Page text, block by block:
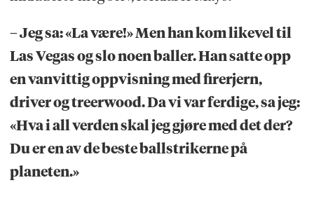
– Jeg sa: «La være!» Men han kom likevel til
Las Vegas og slo noen baller. Han satte opp
en vanvittig oppvisning med firerjern,
driver og treerwood. Da vi var ferdige, sa jeg:
«Hva i all verden skal jeg gjøre med det der?
Du er en av de beste ballstrikerne på
planeten.»